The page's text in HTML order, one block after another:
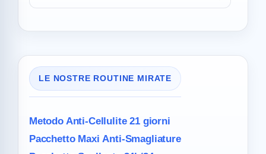
LE NOSTRE ROUTINE MIRATE
Metodo Anti-Cellulite21 giorni
Pacchetto Maxi Anti-Smagliature